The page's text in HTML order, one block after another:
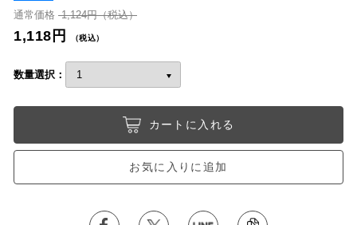
通常価格 1,124円（税込）
1,118円 （税込）
数量選択：
カートに入れる
お気に入りに追加